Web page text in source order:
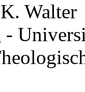
Walter